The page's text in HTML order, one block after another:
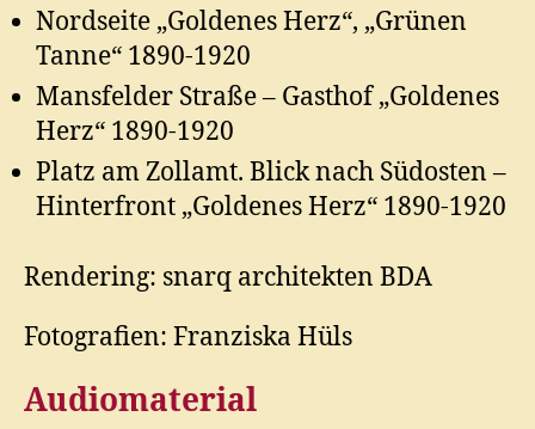
Nordseite „Goldenes Herz“, „Grünen
Tanne“ 1890-1920
Mansfelder Straße – Gasthof „Goldenes
Herz“ 1890-1920
Platz am Zollamt. Blick nach Südosten –
Hinterfront „Goldenes Herz“ 1890-1920
Rendering: snarq architekten BDA
Fotografien: Franziska Hüls
Audiomaterial